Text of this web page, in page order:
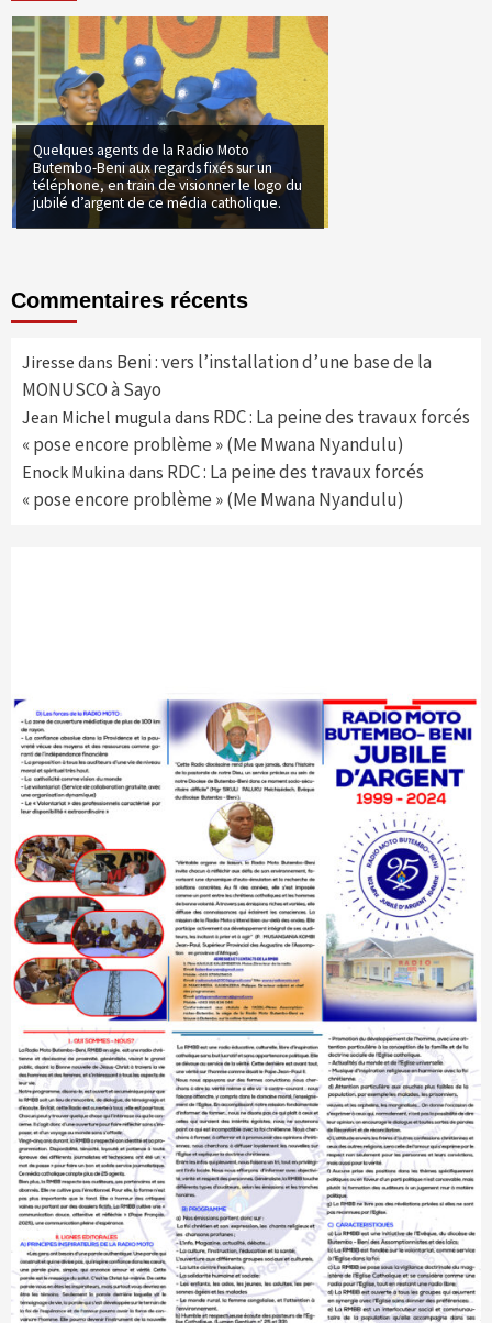
Quelques agents de la Radio Moto
Butembo-Beni aux regards fixés sur un
téléphone, en train de visionner le logo du
jubilé d’argent de ce média catholique.
Commentaires récents
Jiresse dans Beni : vers l’installation d’une base de la
MONUSCO à Sayo
Jean Michel mugula dans RDC : La peine des travaux forcés
« pose encore problème » (Me Mwana Nyandulu)
Enock Mukina dans RDC : La peine des travaux forcés
« pose encore problème » (Me Mwana Nyandulu)